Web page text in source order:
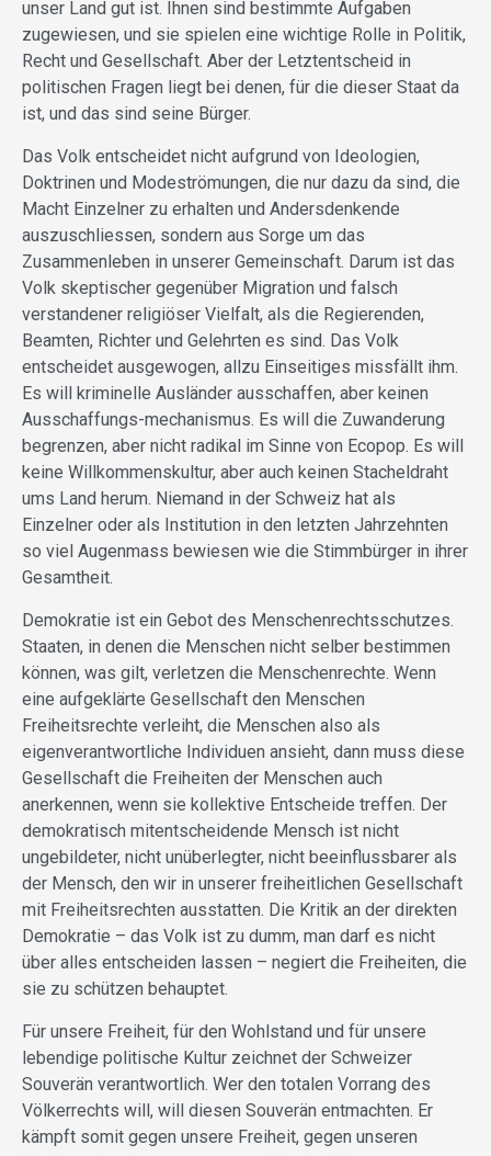
unser Land gut ist. Ihnen sind bestimmte Aufgaben
zugewiesen, und sie spielen eine wichtige Rolle in Politik,
Recht und Gesellschaft. Aber der Letztentscheid in
politischen Fragen liegt bei denen, für die dieser Staat da
ist, und das sind seine Bürger.
Das Volk entscheidet nicht aufgrund von Ideologien,
Doktrinen und Modeströmungen, die nur dazu da sind, die
Macht Einzelner zu erhalten und Andersdenkende
auszuschliessen, sondern aus Sorge um das
Zusammenleben in unserer Gemeinschaft. Darum ist das
Volk skeptischer gegenüber Migration und falsch
verstandener religiöser Vielfalt, als die Regierenden,
Beamten, Richter und Gelehrten es sind. Das Volk
entscheidet ausgewogen, allzu Einseitiges missfällt ihm.
Es will kriminelle Ausländer ausschaffen, aber keinen
Ausschaffungs-mechanismus. Es will die Zuwanderung
begrenzen, aber nicht radikal im Sinne von Ecopop. Es will
keine Willkommenskultur, aber auch keinen Stacheldraht
ums Land herum. Niemand in der Schweiz hat als
Einzelner oder als Institution in den letzten Jahrzehnten
so viel Augenmass bewiesen wie die Stimmbürger in ihrer
Gesamtheit.
Demokratie ist ein Gebot des Menschenrechtsschutzes.
Staaten, in denen die Menschen nicht selber bestimmen
können, was gilt, verletzen die Menschenrechte. Wenn
eine aufgeklärte Gesellschaft den Menschen
Freiheitsrechte verleiht, die Menschen also als
eigenverantwortliche Individuen ansieht, dann muss diese
Gesellschaft die Freiheiten der Menschen auch
anerkennen, wenn sie kollektive Entscheide treffen. Der
demokratisch mitentscheidende Mensch ist nicht
ungebildeter, nicht unüberlegter, nicht beeinflussbarer als
der Mensch, den wir in unserer freiheitlichen Gesellschaft
mit Freiheitsrechten ausstatten. Die Kritik an der direkten
Demokratie – das Volk ist zu dumm, man darf es nicht
über alles entscheiden lassen – negiert die Freiheiten, die
sie zu schützen behauptet.
Für unsere Freiheit, für den Wohlstand und für unsere
lebendige politische Kultur zeichnet der Schweizer
Souverän verantwortlich. Wer den totalen Vorrang des
Völkerrechts will, will diesen Souverän entmachten. Er
kämpft somit gegen unsere Freiheit, gegen unseren